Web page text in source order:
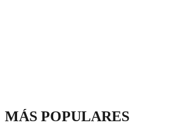
MÁS POPULARES